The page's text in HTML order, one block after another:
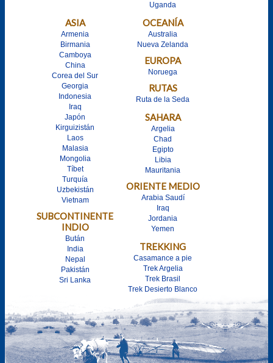
Uganda
ASIA
Armenia
Birmania
Camboya
China
Corea del Sur
Georgia
Indonesia
Iraq
Japón
Kirguizistán
Laos
Malasia
Mongolia
Tíbet
Turquía
Uzbekistán
Vietnam
SUBCONTINENTE
INDIO
Bután
India
Nepal
Pakistán
Sri Lanka
OCEANÍA
Australia
Nueva Zelanda
EUROPA
Noruega
RUTAS
Ruta de la Seda
SAHARA
Argelia
Chad
Egipto
Libia
Mauritania
ORIENTE MEDIO
Arabia Saudí
Iraq
Jordania
Yemen
TREKKING
Casamance a pie
Trek Argelia
Trek Brasil
Trek Desierto Blanco